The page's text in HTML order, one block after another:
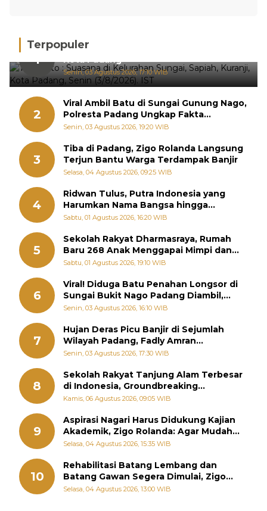
Terpopuler
1
Hujan Deras, 15 Titik Banjir Terdeteksi di
Kota Padang
Senin, 03 Agustus 2026, 17:10 WIB
2
Viral Ambil Batu di Sungai Gunung Nago,
Polresta Padang Ungkap Fakta
Sebenarnya
Senin, 03 Agustus 2026, 19:20 WIB
3
Tiba di Padang, Zigo Rolanda Langsung
Terjun Bantu Warga Terdampak Banjir
Selasa, 04 Agustus 2026, 09:25 WIB
4
Ridwan Tulus, Putra Indonesia yang
Harumkan Nama Bangsa hingga
Diabadikan dalam Buku Jepang
Sabtu, 01 Agustus 2026, 16:20 WIB
5
Sekolah Rakyat Dharmasraya, Rumah
Baru 268 Anak Menggapai Mimpi dan
Memutus Rantai Kemiskinan
Sabtu, 01 Agustus 2026, 19:10 WIB
6
Viral! Diduga Batu Penahan Longsor di
Sungai Bukit Nago Padang Diambil,
Warga Khawatir Bencana Terulang
Senin, 03 Agustus 2026, 16:10 WIB
7
Hujan Deras Picu Banjir di Sejumlah
Wilayah Padang, Fadly Amran
Perintahkan OPD Siaga
Senin, 03 Agustus 2026, 17:30 WIB
8
Sekolah Rakyat Tanjung Alam Terbesar
di Indonesia, Groundbreaking
September
Kamis, 06 Agustus 2026, 09:05 WIB
9
Aspirasi Nagari Harus Didukung Kajian
Akademik, Zigo Rolanda: Agar Mudah
Diperjuangkan di Kementerian
Selasa, 04 Agustus 2026, 15:35 WIB
10
Rehabilitasi Batang Lembang dan
Batang Gawan Segera Dimulai, Zigo
Rolanda Pastikan Proyek Berjalan
Selasa, 04 Agustus 2026, 13:00 WIB